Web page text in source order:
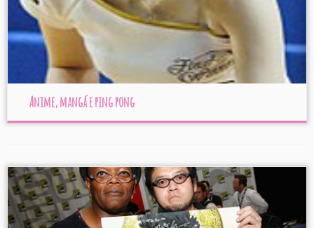
Anime, mangá e ping pong